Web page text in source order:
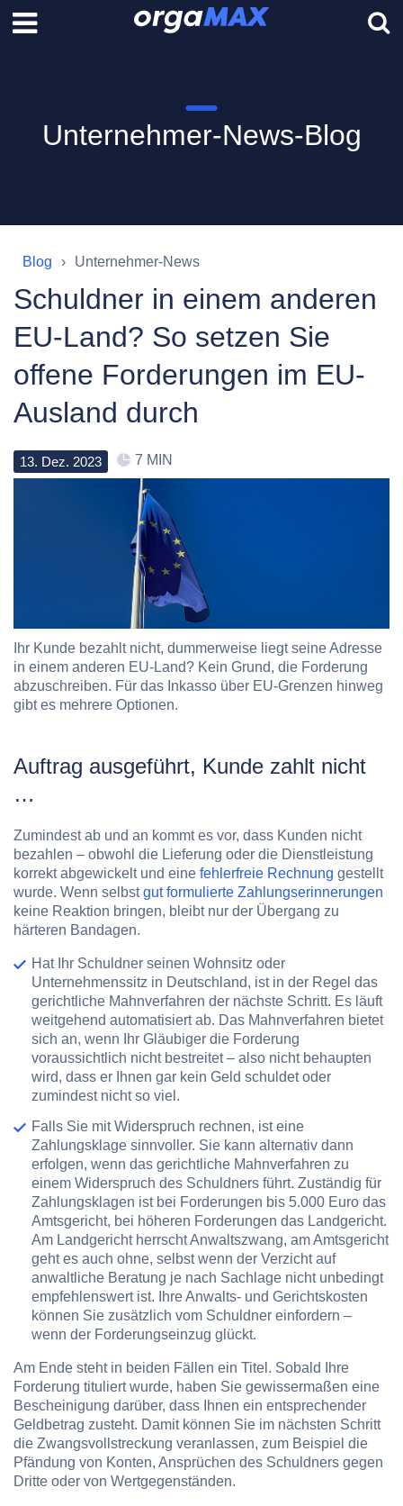
Unternehmer-News-Blog
Blog Unternehmer-News
Schuldner in einem anderen
EU-Land? So setzen Sie
offene Forderungen im EU-
Ausland durch
13. Dez. 2023 7 MIN
Ihr Kunde bezahlt nicht, dummerweise liegt seine Adresse
in einem anderen EU-Land? Kein Grund, die Forderung
abzuschreiben. Für das Inkasso über EU-Grenzen hinweg
gibt es mehrere Optionen.
Auftrag ausgeführt, Kunde zahlt nicht
…
Zumindest ab und an kommt es vor, dass Kunden nicht
bezahlen – obwohl die Lieferung oder die Dienstleistung
korrekt abgewickelt und eine fehlerfreie Rechnung gestellt
wurde. Wenn selbstgut formulierte Zahlungserinnerungen
keine Reaktion bringen, bleibt nur der Übergang zu
härteren Bandagen.
Hat Ihr Schuldner seinen Wohnsitz oder
Unternehmenssitz in Deutschland, ist in der Regel das
gerichtliche Mahnverfahren der nächste Schritt. Es läuft
weitgehend automatisiert ab. Das Mahnverfahren bietet
sich an, wenn Ihr Gläubiger die Forderung
voraussichtlich nicht bestreitet – also nicht behaupten
wird, dass er Ihnen gar kein Geld schuldet oder
zumindest nicht so viel.
Falls Sie mit Widerspruch rechnen, ist eine
Zahlungsklage sinnvoller. Sie kann alternativ dann
erfolgen, wenn das gerichtliche Mahnverfahren zu
einem Widerspruch des Schuldners führt. Zuständig für
Zahlungsklagen ist bei Forderungen bis 5.000 Euro das
Amtsgericht, bei höheren Forderungen das Landgericht.
Am Landgericht herrscht Anwaltszwang, am Amtsgericht
geht es auch ohne, selbst wenn der Verzicht auf
anwaltliche Beratung je nach Sachlage nicht unbedingt
empfehlenswert ist. Ihre Anwalts- und Gerichtskosten
können Sie zusätzlich vom Schuldner einfordern –
wenn der Forderungseinzug glückt.
Am Ende steht in beiden Fällen ein Titel. Sobald Ihre
Forderung tituliert wurde, haben Sie gewissermaßen eine
Bescheinigung darüber, dass Ihnen ein entsprechender
Geldbetrag zusteht. Damit können Sie im nächsten Schritt
die Zwangsvollstreckung veranlassen, zum Beispiel die
Pfändung von Konten, Ansprüchen des Schuldners gegen
Dritte oder von Wertgegenständen.